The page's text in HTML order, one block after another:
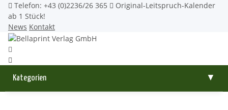
Telefon: +43 (0)2236/26 365
Original-Leitspruch-Kalender
ab 1 Stück!
News Kontakt
Kategorien ▼